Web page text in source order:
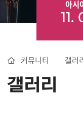
아시
11.
커뮤니티 갤러
갤러리